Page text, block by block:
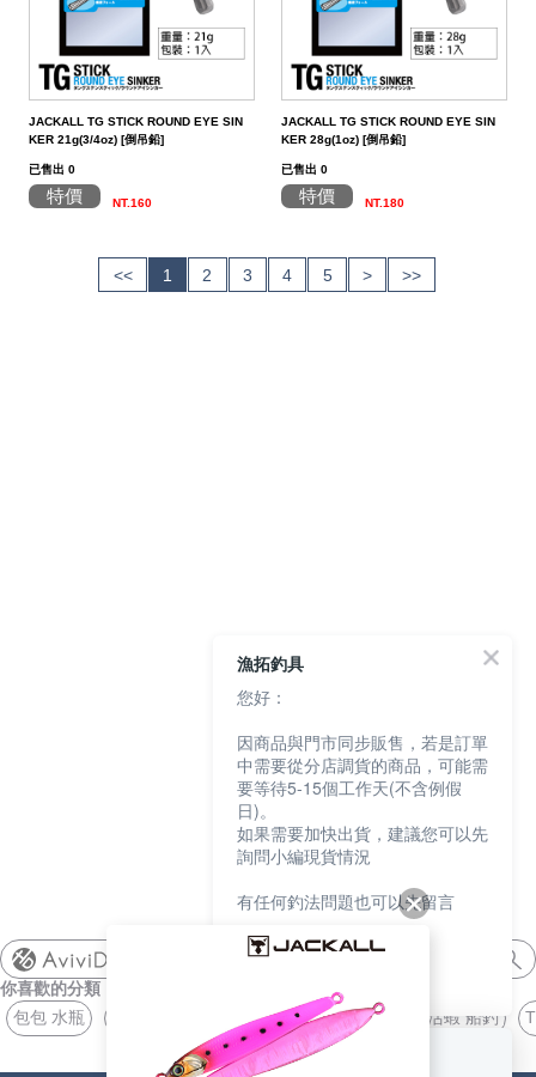
JACKALL TG STICK ROUND EYE SIN
KER 21g(3/4oz) [倒吊鉛]
已售出 0
特價 NT.160
JACKALL TG STICK ROUND EYE SIN
KER 28g(1oz) [倒吊鉛]
已售出 0
特價 NT.180
<< 1 2 3 4 5 > >>
你喜歡的分類
包包 水瓶
毛帽 JACKALL RYUKI VIB 活蝦 船釣
漁拓釣具
您好：
因商品與門市同步販售，若是訂單
中需要從分店調貨的商品，可能需
要等待5-15個工作天(不含例假
日)。
如果需要加快出貨，建議您可以先
詢問小編現貨情況
有任何釣法問題也可以先留言
我們會盡快協助您
回覆至 漁拓釣具